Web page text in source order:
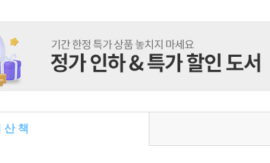
산 책